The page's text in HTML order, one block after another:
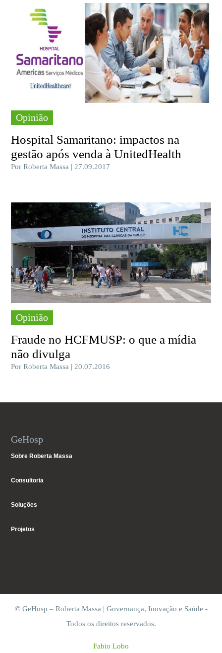
Opinião
Hospital Samaritano: impactos na
gestão após venda à UnitedHealth
Por Roberta Massa | 27.09.2017
Opinião
Fraude no HCFMUSP: o que a mídia
não divulga
Por Roberta Massa | 20.07.2016
GeHosp
Sobre Roberta Massa
Consultoria
Soluções
Projetos
© GeHosp – Roberta Massa | Governança, Inovação e Saúde -
Todos os direitos reservados.
Fabio Lobo